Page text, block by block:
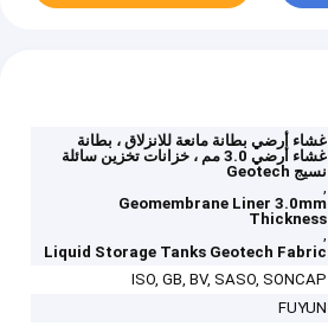
غشاء أرضي بطانة مانعة للانزلاق ، بطانة
غشاء أرضي 3.0 مم ، خزانات تخزين سائلة
نسيج Geotech
,
Geomembrane Liner 3.0mm
Thickness
,
Liquid Storage Tanks Geotech Fabric
ISO, GB, BV, SASO, SONCAP
FUYUN